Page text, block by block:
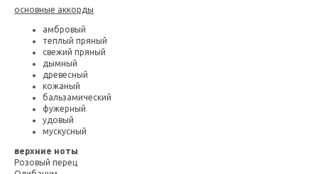
основные аккорды
амбровый
теплый пряный
свежий пряный
дымный
древесный
кожаный
бальзамический
фужерный
удовый
мускусный
верхние ноты
Розовый перец